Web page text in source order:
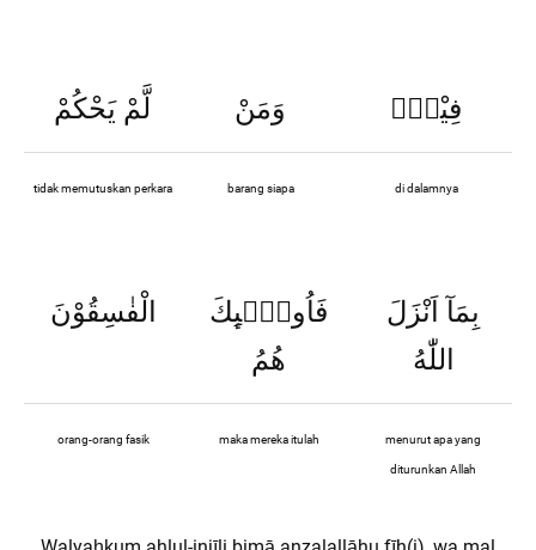
لَّمْ يَحْكُمْ وَمَنْ فِيْهِۗ
tidak memutuskan perkara barang siapa di dalamnya
الْفٰسِقُوْنَ
فَاُولٰۤىِٕكَ
هُمُ
بِمَآ اَنْزَلَ
اللّٰهُ
orang-orang fasik maka mereka itulah menurut apa yang
diturunkan Allah